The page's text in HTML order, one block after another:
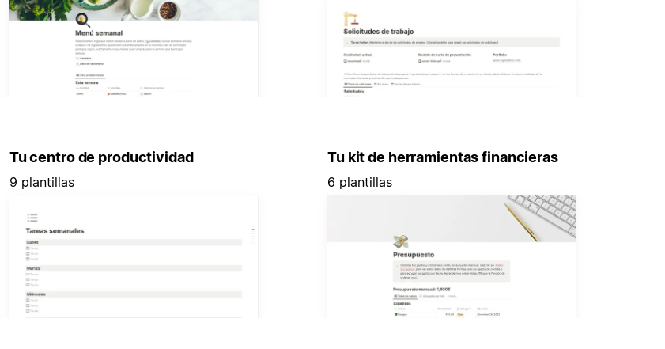
Tu centro de productividad
9 plantillas
Tu kit de herramientas financieras
6 plantillas